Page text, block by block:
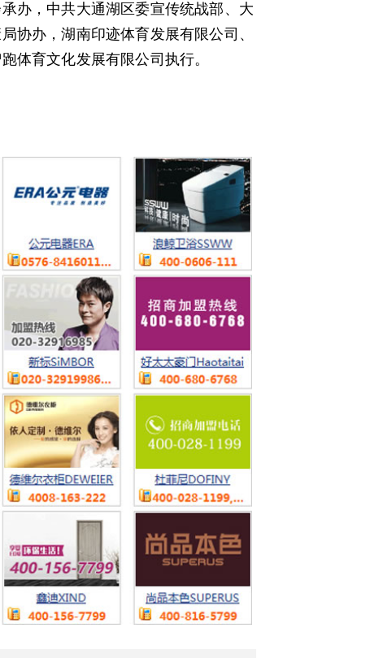
办，中共大通湖区委宣传统战部、大
协办，湖南印迹体育发展有限公司、
体育文化发展有限公司执行。